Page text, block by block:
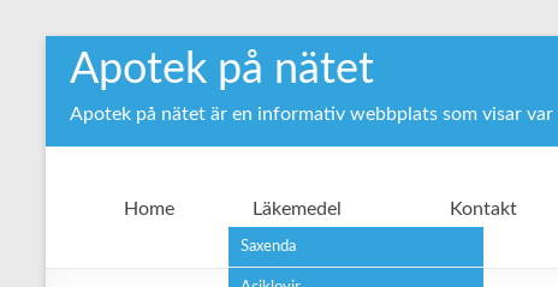
innehåll
Apotek på nätet
Apotek på nätet är en informativ webbplats som visar
Home Läkemedel
Saxenda
Kontakt